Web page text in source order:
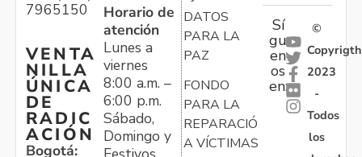
7965150
VENTA
NILLA
ÚNICA
DE
RADIC
ACIÓN
Bogotá:
Horario de
atención
Lunes a
viernes
8:00 a.m. –
6:00 p.m.
Sábado,
Domingo y
DATOS
PARA LA
PAZ
FONDO
PARA LA
REPARACIÓN
A VÍCTIMAS
Sí
gu
en
os
en:
©
Copyrigth
2023
-
Todos
los